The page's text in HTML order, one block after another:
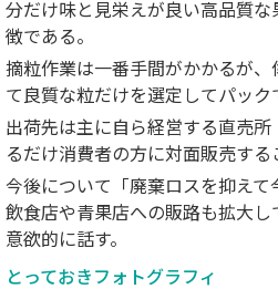
分だけ味と見栄えが良い高品質
徴である。
摘粒作業は一番手間がかかるが
て良質な粒だけを選定してパック
出荷先は主に自ら経営する直売
るだけ消費者の方に対面販売する
今後について「廃棄ロスを抑えて
飲食店や青果店への販路も拡大
意欲的に話す。
とっておきフォトグラフィ